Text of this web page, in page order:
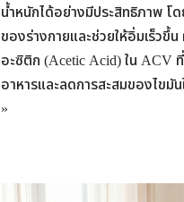
น้ำหนักได้อย่างมีประสิทธิภาพ โ
ของร่างกายและช่วยให้อิ่มเร็วขึ้
อะซิติก (Acetic Acid) ใน ACV
อาหารและลดการสะสมของไขมั
»